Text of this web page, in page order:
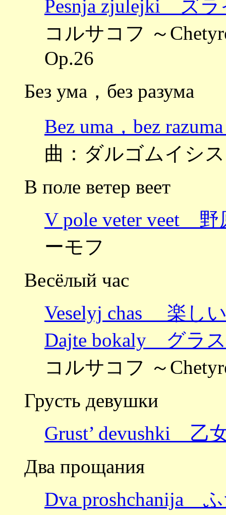
Pesnja zjulejki ズラ
コルサコフ ～
Op.26
Без ума，без разума
Bez uma，bez
曲：ダルゴムイシ
В поле ветер веет
V pole veter veet 野
ーモフ
Весёлый час
Veselyj chas 楽し
Dajte bokaly グラ
コルサコフ ～
Грусть девушки
Grust’ devushki 乙
Два прощания
Dva proshchanija